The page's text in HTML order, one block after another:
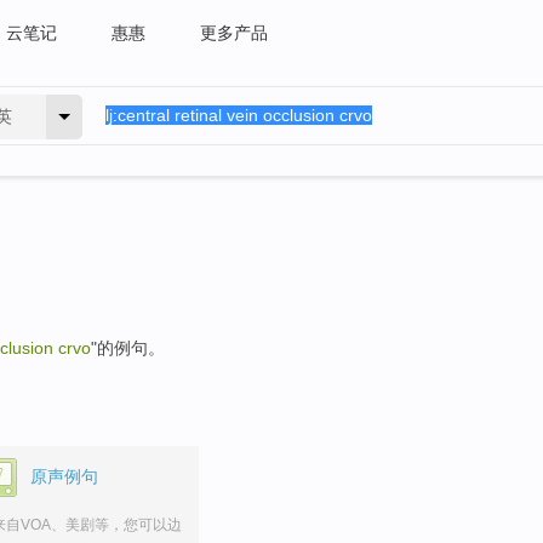
云笔记 惠惠 更多产品
crvo"的例句。
原声例句
自VOA、美剧等，您可以边